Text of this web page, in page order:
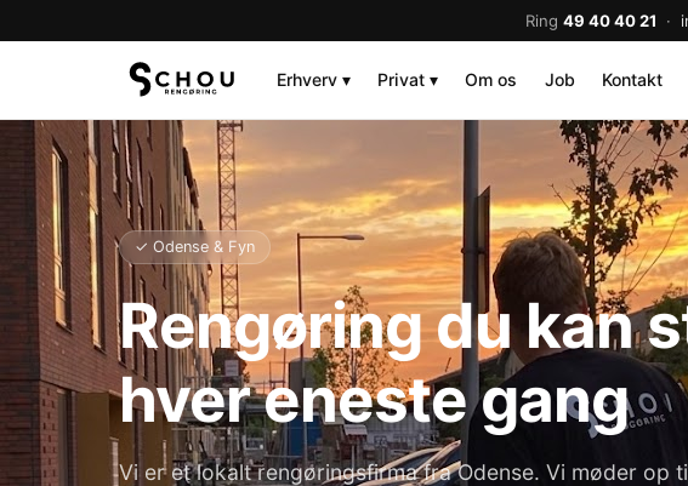
Ring 49 40 40 21 ·
Erhverv ▾ Privat ▾ Om os Job Kontakt
✓ Odense & Fyn
Rengøring du kan
hver eneste gang
Vi er et lokalt rengøringsfirma fra Odense. Vi møder op